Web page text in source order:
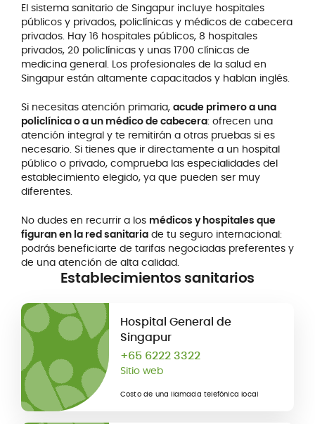
El sistema sanitario de Singapur incluye hospitales
públicos y privados, policlínicas y médicos de cabecera
privados. Hay 16 hospitales públicos, 8 hospitales
privados, 20 policlínicas y unas 1700 clínicas de
medicina general. Los profesionales de la salud en
Singapur están altamente capacitados y hablan inglés.
Si necesitas atención primaria, acude primero a una
policlínica o a un médico de cabecera: ofrecen una
atención integral y te remitirán a otras pruebas si es
necesario. Si tienes que ir directamente a un hospital
público o privado, comprueba las especialidades del
establecimiento elegido, ya que pueden ser muy
diferentes.
No dudes en recurrir a los médicos y hospitales que
figuran en la red sanitariade tu seguro internacional:
podrás beneficiarte de tarifas negociadas preferentes y
de una atención de alta calidad.
Establecimientos sanitarios
Hospital General de
Singapur
+65 6222 3322
Sitio web
Costo de una llamada telefónica local